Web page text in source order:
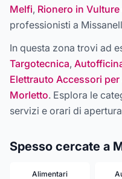
Melfi, Rionero in Vulture
professionisti a
In questa zona trovi ad
Targotecnica,
Elettrauto Accessori per
Morletto. Esplora le
servizi e orari di
Spesso cercate a
Alimentari